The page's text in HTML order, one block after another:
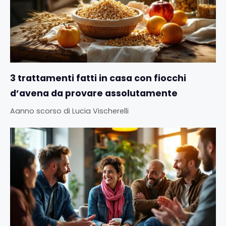
3 trattamenti fatti in casa con fiocchi
d’avena da provare assolutamente
Aanno scorso di Lucia Vischerelli